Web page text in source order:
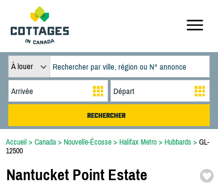
À louer
Accueil > Canada > Nouvelle-Écosse > Halifax Metro > Hubbards > GL-
12500
Nantucket Point Estate